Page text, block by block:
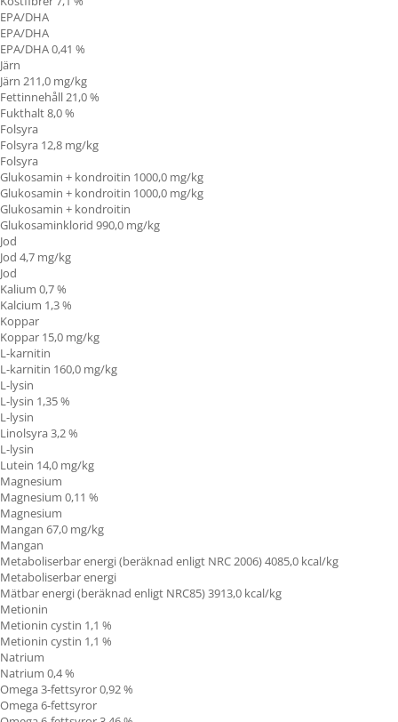
EPA/DHA
EPA/DHA
EPA/DHA0,41 %
Järn
Järn 211,0 mg/kg
Fettinnehåll21,0 %
Fukthalt 8,0 %
Folsyra
Folsyra 12,8 mg/kg
Folsyra
Glukosamin + kondroitin 1000,0 mg/kg
Glukosamin + kondroitin 1000,0 mg/kg
Glukosamin + kondroitin
Glukosaminklorid 990,0 mg/kg
Jod
Jod 4,7 mg/kg
Jod
Kalium 0,7 %
Kalcium 1,3 %
Koppar
Koppar 15,0 mg/kg
L-karnitin
L-karnitin 160,0 mg/kg
L-lysin
L-lysin 1,35 %
L-lysin
Linolsyra3,2 %
L-lysin
Lutein 14,0 mg/kg
Magnesium
Magnesium 0,11 %
Magnesium
Mangan 67,0 mg/kg
Mangan
Metaboliserbar energi (beräknad enligt NRC 2006) 4085,0 kcal/kg
Metaboliserbar energi
Mätbar energi (beräknad enligt NRC85) 3913,0 kcal/kg
Metionin
Metionin cystin 1,1 %
Metionin cystin 1,1 %
Natrium
Natrium 0,4 %
Omega 3-fettsyror 0,92 %
Omega 6-fettsyror